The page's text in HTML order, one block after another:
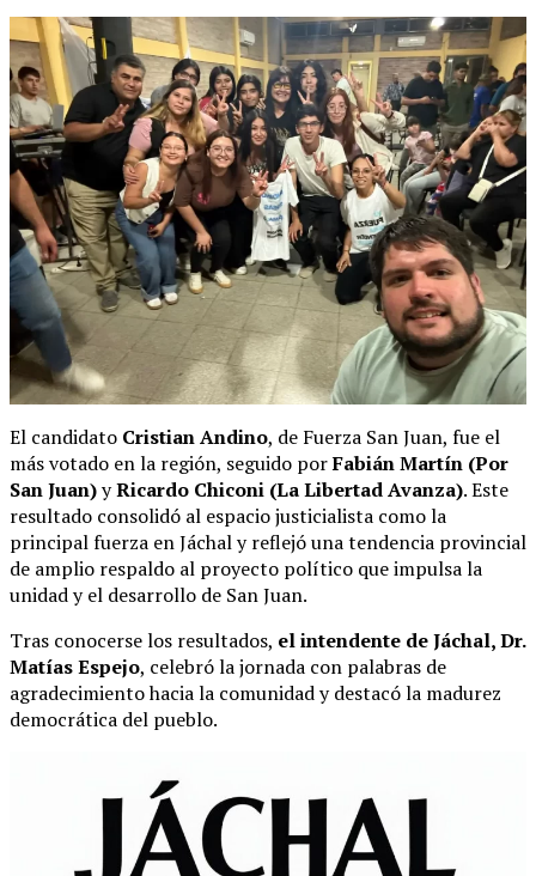
El candidato Cristian Andino, de Fuerza San Juan, fue el
más votado en la región, seguido porFabián Martín (Por
San Juan)yRicardo Chiconi (La Libertad Avanza). Este
resultado consolidó al espacio justicialista como la
principal fuerza en Jáchal y reflejó una tendencia provincial
de amplio respaldo al proyecto político que impulsa la
unidad y el desarrollo de San Juan.
Tras conocerse los resultados, el intendente de Jáchal, Dr.
Matías Espejo, celebró la jornada con palabras de
agradecimiento hacia la comunidad y destacó la madurez
democrática del pueblo.